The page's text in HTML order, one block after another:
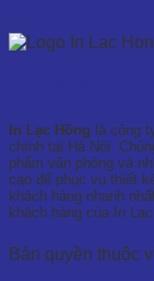
In Lạc Hồng là công
chính tại Hà Nội.
phẩm văn phòng và
cao để phục vụ thiết
khách hàng nhanh
khách hàng của In
Bản quyền thuộc